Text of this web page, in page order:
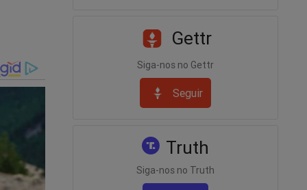
Gettr
Siga-nos no Gettr
Seguir
Truth
Siga-nos no Truth